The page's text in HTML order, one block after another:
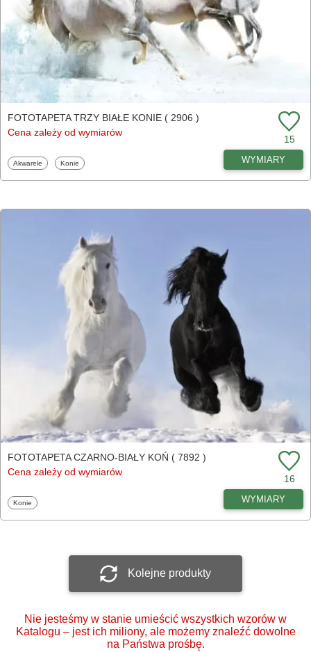
FOTOTAPETA TRZY BIAŁE KONIE ( 2906 )
Cena zależy od wymiarów
15
Fototapety
Akwarele Fototapety
Konie WYMIARY
FOTOTAPETA CZARNO-BIAŁY KOŃ ( 7892 )
Cena zależy od wymiarów
16
Fototapety
Konie WYMIARY
Kolejne produkty
Nie jesteśmy w stanie umieścić wszystkich wzorów w
Katalogu – jest ich miliony, ale możemy znaleźć dowolne
na Państwa prośbę.